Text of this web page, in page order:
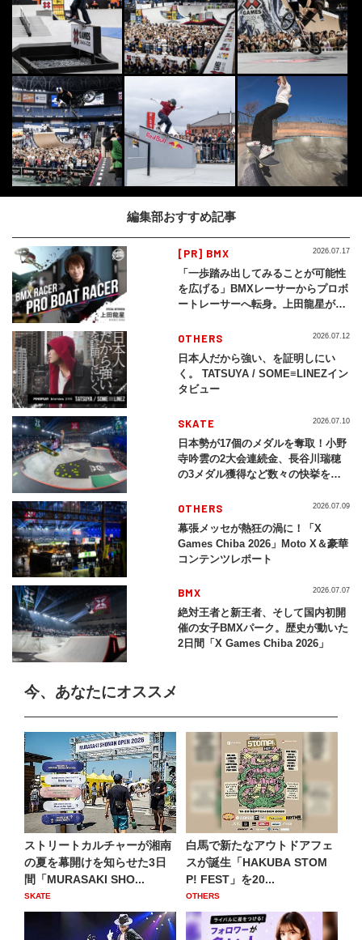
編集部おすすめ記事
[PR] BMX
「一歩踏み出してみることが可能性
を広げる」BMXレーサーからプロボ
ートレーサーへ転身。上田龍星が体
2026.07.17
OTHERS
日本人だから強い、を証明しにい
く。 TATSUYA / SOME≡LINEZイン
タビュー
2026.07.12
SKATE
日本勢が17個のメダルを奪取！小野
寺吟雲の2大会連続金、長谷川瑞穂
の3メダル獲得など数々の快挙をプ
2026」
2026.07.10
OTHERS
幕張メッセが熱狂の渦に！「X
Games Chiba 2026」Moto X＆豪華
コンテンツレポート
2026.07.09
BMX
絶対王者と新王者、そして国内初開
催の女子BMXパーク。歴史が動いた
2日間「X Games Chiba 2026」
2026.07.07
今、あなたにオススメ
ストリートカルチャーが湘南
の夏を幕開けを知らせた3日
間「MURASAKI SHO...
SKATE
白馬で新たなアウトドアフェ
スが誕生「HAKUBA STOM
P! FEST」を20...
OTHERS